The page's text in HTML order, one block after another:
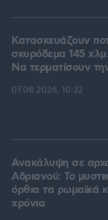
Κατασκευάζουν
σκυρόδεμα 145
Να τερματίσουν
07.08.2026, 10:32
Ανακάλυψη σε
Αδριανού: Το
όρθια τα ρωμαϊκά
χρόνια